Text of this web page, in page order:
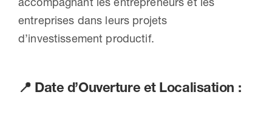
entreprises dans leurs projets
d’investissement productif.
📍 Date d’Ouverture et Localisation :